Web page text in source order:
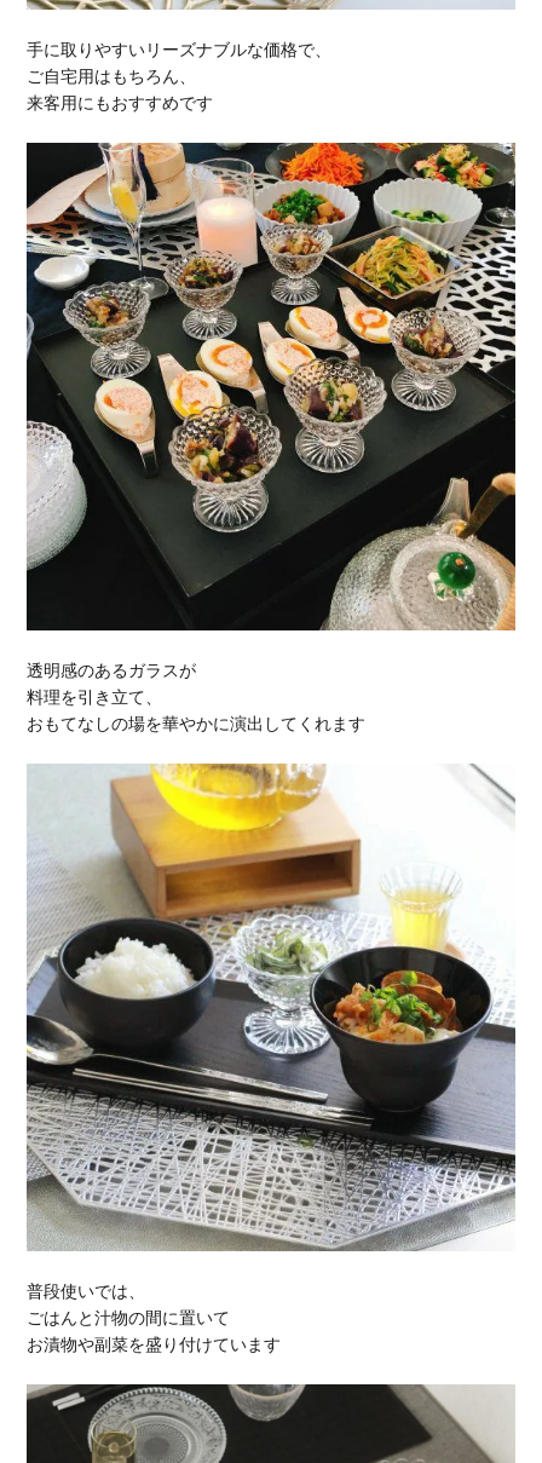
手に取りやすいリーズナブルな価格で、
ご自宅用はもちろん、
来客用にもおすすめです
透明感のあるガラスが
料理を引き立て、
おもてなしの場を華やかに演出してくれます
普段使いでは、
ごはんと汁物の間に置いて
お漬物や副菜を盛り付けています